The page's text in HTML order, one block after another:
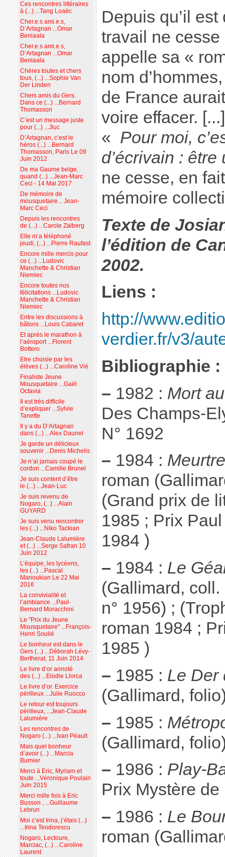
Depuis qu’il
travail ne cesse
appelle sa «
nom
de France
voire effacer.
« Pour moi,
d’écrivain :
ne cesse, en
mémoire
Texte de
l’édition de
2002.
Liens :
http://
verdier.fr/v3/
Bibliographie :
– 1982 : Mort
Des Champs-
N° 1692
– 1984 :
roman
(Grand prix de
1985 ; Prix
1984 )
– 1984 : Le
(Gallimard,
n° 1956) ;
roman 1984 ;
1985 )
– 1985 : Le Der
(Gallimard,
– 1985 :
(Gallimard,
– 1986 : Play-
Prix Mystère
– 1986 : Le
roman
Ces rencontres littéraires
à (...) ...Tang Loaëc
Cher.e.s ami.e.s,
D’Artagnan ...Omar
Benlaala
Cher.e.s ami.e.s,
D’Artagnan ...Omar
Benlaala
Chères toutes et chers
tous, (...) ...Sophie Van
Der Linden
Chers amis du Gers.
Dans ce (...) ...Bernard
Thomasson
C’est un message juste
pour (...) ...Jluc
D’Artagnan, c’est le
héros (...) ...Bernard
Thomasson, Paris Le 09
Juin 2012
De ma Gaume belge,
quand (...) ...Jean-Marc
Ceci - 14 Mai 2017
De mémoire de
mousquetaire... Jean-
Marc Ceci
Depuis les rencontres
de (...) ...Carole Zalberg
Elle m’a téléphoné
jeudi, (...) ...Pierre Raufast
Encore mille mercis pour
ce (...) ...Ludovic
Manchette & Christian
Niemiec
Encore toutes nos
félicitations ...Ludovic
Manchette & Christian
Niemiec
Entre les discussions à
bâtons ...Louis Cabaret
Et après le marathon à
l’aéroport ...Florent
Bottero
Etre choisie par les
élèves (...) ...Caroline Vié
Finaliste Jeune
Mousquetaire ...Gaël
Octavia
Il est très difficile
d’expliquer ...Sylvie
Tanette
Il y a du D’Artagnan
dans (...) ...Alex Daunel
Je garde un délicieux
souvenir ...Denis Michelis
Je n’ai jamais coupé le
cordon ...Camille Brunel
Je suis content d’être
le (...) ...Jean-Luc
Je suis revenu de
Nogaro, (...) ...Alain
GUYARD
Je suis venu rencontrer
les (...) ...Niko Tackian
Jean-Claude Lalumière
et (...) ...Serge Safran 10
Juin 2012
L’équipe, les lycéens,
les (...) ...Pascal
Manoukian Le 22 Mai
2016
La convivialité et
l’ambiance ...Paul-
Bernard Moracchini
Le "Prix du Jeune
Mousquetaire" ...François-
Henri Soulié
Le bonheur est dans le
Gers (...) ...Déborah Lévy-
Bertherat, 11 Juin 2014
Le livre d’or annoté
des (...) ...Elodie Llorca
Le livre d’or. Exercice
périlleux ...Julie Ruocco
Le retour est toujours
périlleux, ...Jean-Claude
Lalumière
Les rencontres de
Nogaro (...) ...Ivan Péault
Mais quel bonheur
d’avoir (...) ...Marcia
Burnier
Merci à Eric, Myriam et
toute ...Véronique Poulain
Juin 2015
Merci mille fois à Eric
Busson , ...Guillaume
Lebrun
Moi c’est Irina, j’étais (...)
...Irina Teodorescu
Nogaro, Lectoure,
Marciac, (...) ...Caroline
Laurent